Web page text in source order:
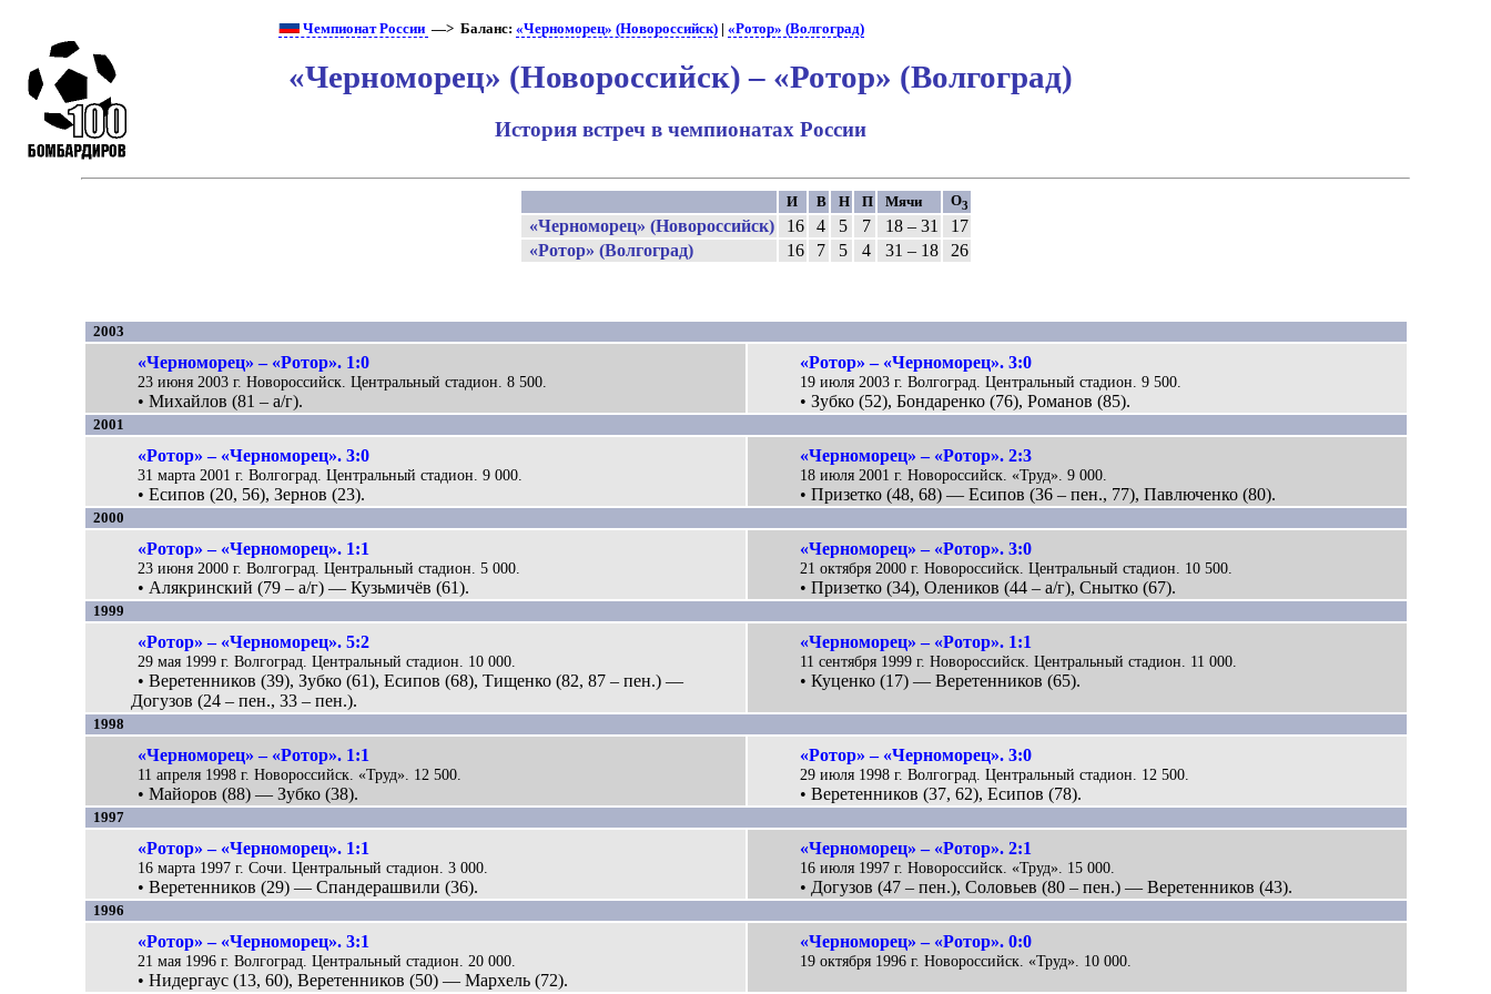
Чемпионат России —> Баланс:«Черноморец» (Новороссийск) |«Ротор» (Волгоград)
«Черноморец» (Новороссийск) – «Ротор» (Волгоград)
История встреч в чемпионатах России
И В Н П Мячи О3
«Черноморец» (Новороссийск) 16 4 5 7 18 – 31
17
«Ротор» (Волгоград)
16 7 5 4 31 – 18 26
2003
«Черноморец» – «Ротор». 1:0
23 июня 2003 г. Новороссийск. Центральный стадион. 8 500.
• Михайлов (81 – а/г).
«Ротор» – «Черноморец». 3:0
19 июля 2003 г. Волгоград. Центральный стадион. 9 500.
• Зубко (52), Бондаренко (76), Романов (85).
2001
«Ротор» – «Черноморец». 3:0
31 марта 2001 г. Волгоград. Центральный стадион. 9 000.
• Есипов (20, 56), Зернов (23).
«Черноморец» – «Ротор». 2:3
18 июля 2001 г. Новороссийск. «Труд». 9 000.
• Призетко (48, 68) — Есипов (36 – пен., 77), Павлюченко (80).
2000
«Ротор» – «Черноморец». 1:1
23 июня 2000 г. Волгоград. Центральный стадион. 5 000.
• Алякринский (79 – а/г) — Кузьмичёв (61).
«Черноморец» – «Ротор». 3:0
21 октября 2000 г. Новороссийск. Центральный стадион. 10 500.
• Призетко (34), Олеников (44 – а/г), Снытко (67).
1999
«Ротор» – «Черноморец». 5:2
29 мая 1999 г. Волгоград. Центральный стадион. 10 000.
• Веретенников (39), Зубко (61), Есипов (68), Тищенко (82, 87 – пен.) —
Догузов (24 – пен., 33 – пен.).
«Черноморец» – «Ротор». 1:1
11 сентября 1999 г. Новороссийск. Центральный стадион. 11 000.
• Куценко (17) — Веретенников (65).
1998
«Черноморец» – «Ротор». 1:1
11 апреля 1998 г. Новороссийск. «Труд». 12 500.
• Майоров (88) — Зубко (38).
«Ротор» – «Черноморец». 3:0
29 июля 1998 г. Волгоград. Центральный стадион. 12 500.
• Веретенников (37, 62), Есипов (78).
1997
«Ротор» – «Черноморец». 1:1
16 марта 1997 г. Сочи. Центральный стадион. 3 000.
• Веретенников (29) — Спандерашвили (36).
«Черноморец» – «Ротор». 2:1
16 июля 1997 г. Новороссийск. «Труд». 15 000.
• Догузов (47 – пен.), Соловьев (80 – пен.) — Веретенников (43).
1996
«Ротор» – «Черноморец». 3:1
21 мая 1996 г. Волгоград. Центральный стадион. 20 000.
• Нидергаус (13, 60), Веретенников (50) — Мархель (72).
«Черноморец» – «Ротор». 0:0
19 октября 1996 г. Новороссийск. «Труд». 10 000.